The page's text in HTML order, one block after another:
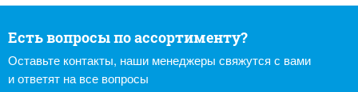
Есть вопросы по ассортименту?
Оставьте контакты, наши менеджеры свяжутся с вами
и ответят на все вопросы